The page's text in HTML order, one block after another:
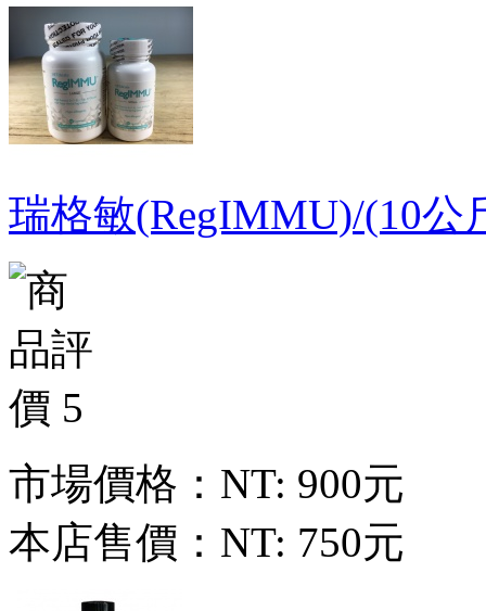
瑞格敏(RegIMMU)/(10公
市場價格： NT: 900元
本店售價： NT: 750元